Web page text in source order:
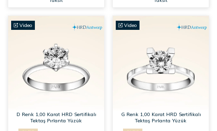
Video
D Renk 1,00 Karat HRD Sertifikalı
Tektaş Pırlanta Yüzük
Video
G Renk 1,00 Karat HRD Sertifikalı
Tektaş Pırlanta Yüzük